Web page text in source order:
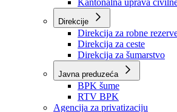
Kantonalna uprava za
Kantonalna uprava civilne
Direkcije
Direkcija za robne rezerve
Direkcija za ceste
Direkcija za šumarstvo
Javna preduzeća